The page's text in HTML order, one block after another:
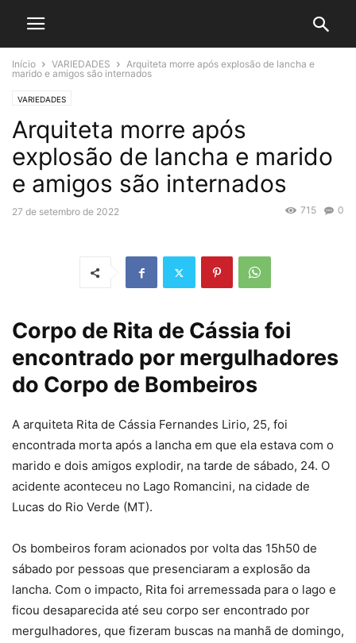
Início VARIEDADES
Arquiteta morre após explosão de lancha e
marido e amigos são internados
VARIEDADES
Arquiteta morre após
explosão de lancha e marido
e amigos são internados
27 de setembro de 2022 0
715
Corpo de Rita de Cássia foi
encontrado por mergulhadores
do Corpo de Bombeiros
A arquiteta Rita de Cássia Fernandes Lirio, 25, foi
encontrada morta após a lancha em que ela estava com o
marido e dois amigos explodir, na tarde de sábado, 24. O
acidente aconteceu no Lago Romancini, na cidade de
Lucas do Rio Verde (MT).
Os bombeiros foram acionados por volta das 15h50 de
sábado por pessoas que presenciaram a explosão da
lancha. Com o impacto, Rita foi arremessada para o lago e
ficou desaparecida até seu corpo ser encontrado por
mergulhadores, que fizeram buscas na manhã de domingo,